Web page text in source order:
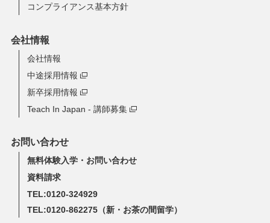
コンプライアンス基本方針
会社情報
会社情報
中途採用情報
新卒採用情報
Teach In Japan - 講師募集
お問い合わせ
無料体験入学・お問い合わせ
資料請求
TEL:0120-324929
TEL:0120-862275（新・お茶の間留学）